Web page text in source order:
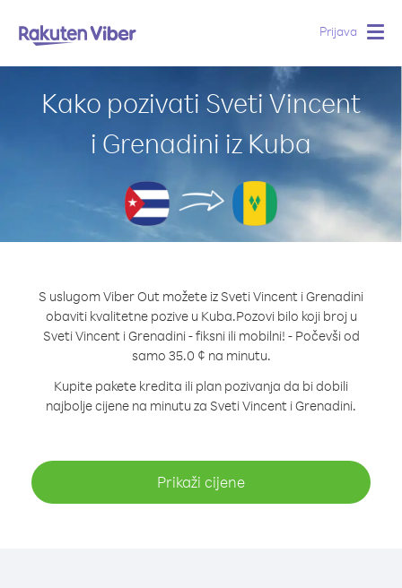
Prijava
Kako pozivati Sveti Vincent
i Grenadini iz Kuba
S uslugom Viber Out možete iz Sveti Vincent i Grenadini
obaviti kvalitetne pozive u Kuba.Pozovi bilo koji broj u
Sveti Vincent i Grenadini - fiksni ili mobilni! - Počevši od
samo 35.0 ¢ na minutu.
Kupite pakete kredita ili plan pozivanja da bi dobili
najbolje cijene na minutu za Sveti Vincent i Grenadini.
Prikaži cijene